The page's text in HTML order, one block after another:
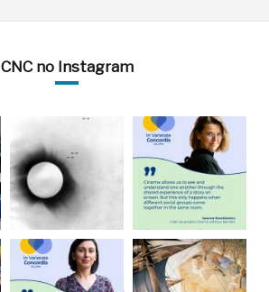
CNC no Instagram